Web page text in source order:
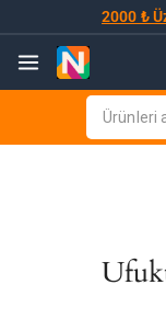
2000 ₺